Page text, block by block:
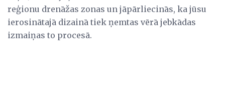
reģionu drenāžas zonas un jāpārliecinās, ka jūsu
ierosinātajā dizainā tiek ņemtas vērā jebkādas
izmaiņas to procesā.